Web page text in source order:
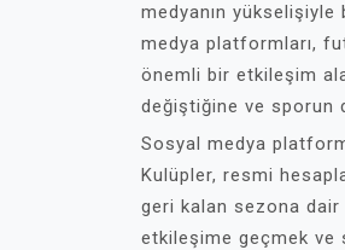
medyanın
medya platformları,
önemli bir etkileşim
değiştiğine ve sporun
Sosyal medya
Kulüpler, resmi
geri kalan sezona
etkileşime geçmek ve